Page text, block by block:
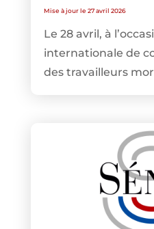
Mise à jour le 27 avril 2026
Le 28 avril, à
internationale de
des travailleurs